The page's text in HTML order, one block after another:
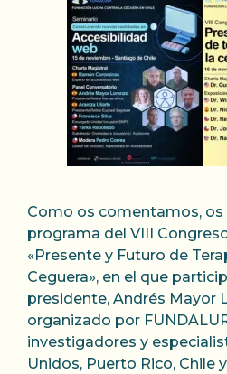
Como os comentamos, os
programa del VIII
«Presente y Futuro de
Ceguera», en el que
presidente, Andrés Mayor
organizado por
investigadores y
Unidos, Puerto Rico, Chile